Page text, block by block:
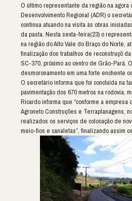
O último representante da região na agora
Desenvolvimento Regional (ADR) o
continua atuando na visita às obras
da pasta. Nesta sexta-feira(23) o
na região do Alto Vale do Braço do Norte,
finalização dos trabalhos de reconstruçõ
SC-370, próximo ao centro de Grão-Pará.
desmoronamento em uma forte enchente
O secretário informa que foi concluída na
pavimentação dos 670 metros na rodovia,
Ricardo informa que “conforme a empresa
Agroneto Construções e Terraplanagens,
realizados os serviços de colocação de
meio-fios e canaletas”, finalizando assim